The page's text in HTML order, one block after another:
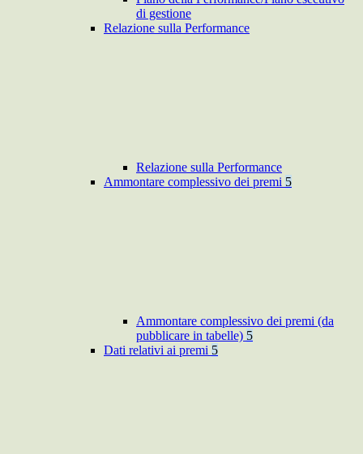
di gestione
Relazione sulla Performance
Relazione sulla Performance
Ammontare complessivo dei premi 5
Ammontare complessivo dei premi (da
pubblicare in tabelle) 5
Dati relativi ai premi 5